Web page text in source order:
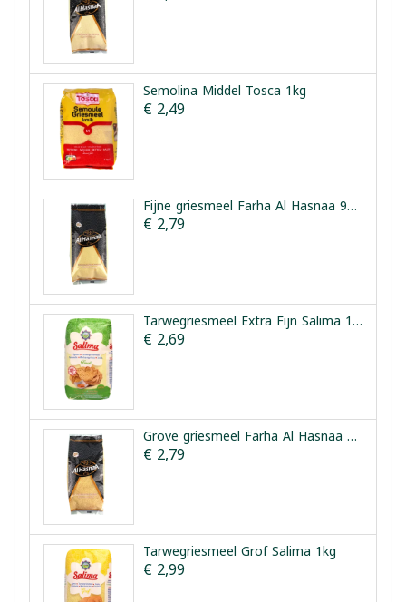
Semolina Middel Tosca 1kg
€ 2,49
Fijne griesmeel Farha Al Hasnaa 900 g
€ 2,79
Tarwegriesmeel Extra Fijn Salima 1kg
€ 2,69
Grove griesmeel Farha Al Hasnaa 900 g
€ 2,79
Tarwegriesmeel Grof Salima 1kg
€ 2,99